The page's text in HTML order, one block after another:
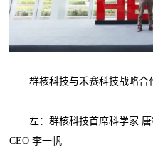
群核科技与禾赛科技战略合
左：群核科技首席科学家 唐
CEO 李一帆